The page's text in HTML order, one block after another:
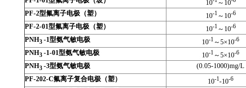
10 ～10
PF-2型氟离子电极（塑） 10-1～10-6
PF-2-01型氟离子电极（塑） 10-1～10-6
PNH3 -1型氨气敏电极 10-1 ～5×10-6
PNH3 -1-01型氨气敏电极 10-1 ～5×10-6
PNH3 -3型氨气敏电极 (0.05-1000)mg/L
PF-202-C氟离子复合电极（塑） 10-1-10-6